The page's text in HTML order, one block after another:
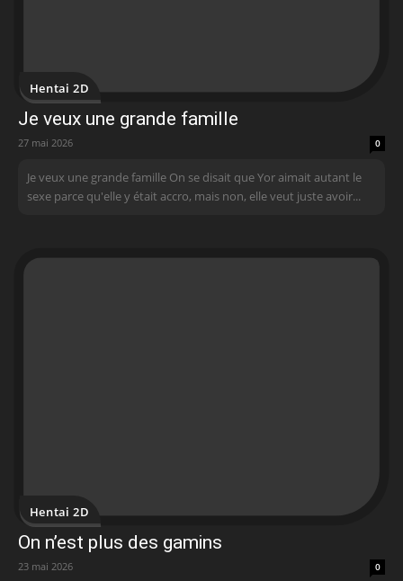
Hentai 2D
Je veux une grande famille
27 mai 2026 0
Je veux une grande famille On se disait que Yor aimait autant le
sexe parce qu'elle y était accro, mais non, elle veut juste avoir...
Hentai 2D
On n’est plus des gamins
23 mai 2026 0